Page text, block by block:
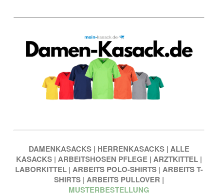
DAMENKASACKS | HERRENKASACKS | ALLE
KASACKS | ARBEITSHOSEN PFLEGE | ARZTKITTEL |
LABORKITTEL | ARBEITS POLO-SHIRTS | ARBEITS T-
SHIRTS | ARBEITS PULLOVER |
MUSTERBESTELLUNG